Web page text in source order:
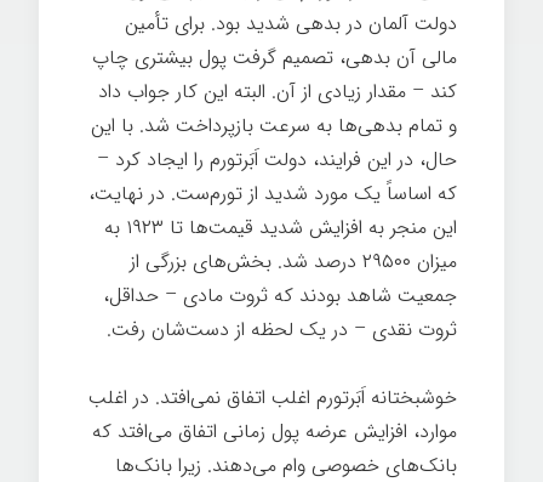
دولت آلمان در بدهی شدید بود. برای تأمین
مالی آن بدهی، تصمیم گرفت پول بیشتری چاپ
کند – مقدار زیادی از آن. البته این کار جواب داد
و تمام بدهی‌ها به سرعت بازپرداخت شد. با این
حال، در این فرایند، دولت اَبَرتورم را ایجاد کرد –
که اساساً یک مورد شدید از تورم‌ست. در نهایت،
این منجر به افزایش شدید قیمت‌ها تا ۱۹۲۳ به
میزان ۲۹۵۰۰ درصد شد. بخش‌های بزرگی از
جمعیت شاهد بودند که ثروت مادی – حداقل،
ثروت نقدی – در یک لحظه از دست‌شان رفت.
خوشبختانه اَبَرتورم اغلب اتفاق نمی‌افتد. در اغلب
موارد، افزایش عرضه پول زمانی اتفاق می‌افتد که
بانک‌های خصوصی وام می‌دهند. زیرا بانک‌ها